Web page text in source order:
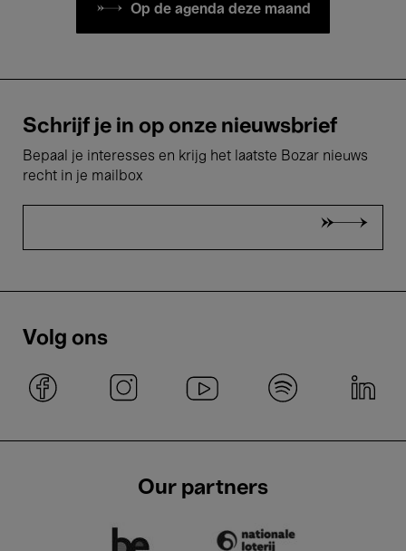
Op de agenda deze maand
Schrijf je in op onze nieuwsbrief
Bepaal je interesses en krijg het laatste Bozar nieuws
recht in je mailbox
Volg ons
Our partners